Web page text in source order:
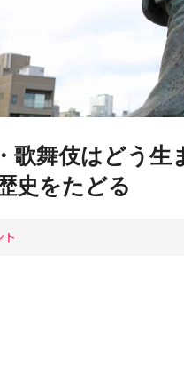
歌舞伎はどう
史をたどる
ト